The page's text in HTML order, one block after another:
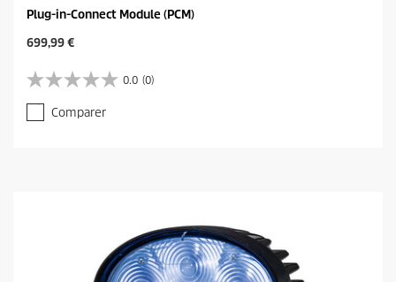
Plug-in-Connect Module (PCM)
C
r
e
n
699,99 €
0.0 (0)
0
.
0
Comparer